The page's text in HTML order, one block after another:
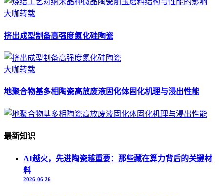
大咖转载
挤出成型制备高强度氮化硅陶瓷
大咖转载
地聚合物基多相陶瓷高放废液固化体固化机理与浸出性能
最新知识
AI越火，先进陶瓷越重要：那些藏在算力背后的关键材
料
2026-06-26